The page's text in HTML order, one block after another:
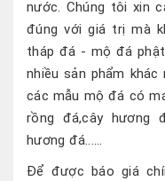
nước. Chúng tôi xin
đúng với giá trị mà
tháp đá - mộ đá
nhiều sản phẩm
các mẫu mộ đá có
rồng đá,cây hương
hương đá......
Để được báo giá